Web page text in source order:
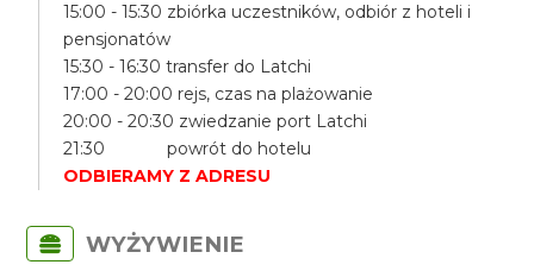
15:00 - 15:30 zbiórka uczestników, odbiór z hoteli i
pensjonatów
15:30 - 16:30 transfer do Latchi
17:00 - 20:00 rejs, czas na plażowanie
20:00 - 20:30 zwiedzanie port Latchi
21:30 powrót do hotelu
ODBIERAMY Z ADRESU
WYŻYWIENIE